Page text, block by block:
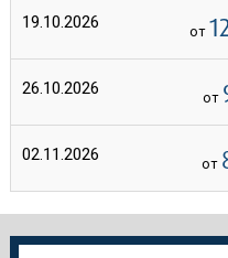
19.10.2026 от
26.10.2026 от
02.11.2026 от
Още